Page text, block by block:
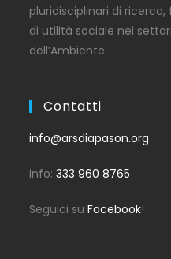
pluridisciplinari di
di utilità sociale nei
dell’Ambiente.
Contatti
info@arsdiapason.org
info:333 960 8765
Seguici suFacebook!